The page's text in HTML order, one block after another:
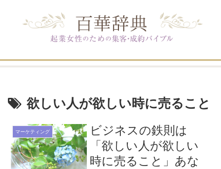
欲しい人が欲しい時に売ること
マーケティング
ビジネスの鉄則は
「欲しい人が欲しい
時に売ること」あな